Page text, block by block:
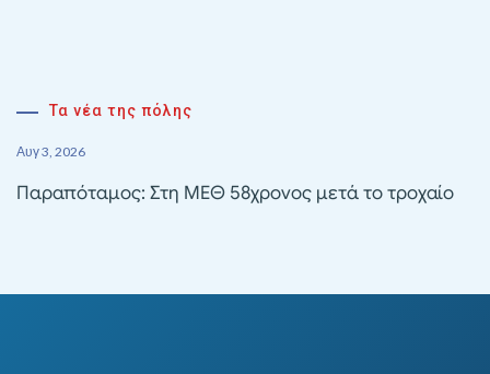
Τα νέα της πόλης
Αυγ 3, 2026
Παραπόταμος: Στη ΜΕΘ 58χρονος μετά το τροχαίο